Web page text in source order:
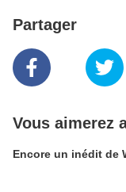
Partager
Vous aimerez
Encore un inédit de